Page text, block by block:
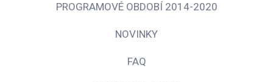
PROGRAMOVÉ OBDOBÍ 2014-2020
NOVINKY
FAQ